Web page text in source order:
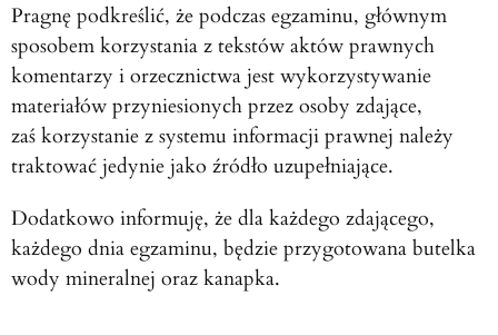
Pragnę podkreślić, że podczas egzaminu, głównym
sposobem korzystania z tekstów aktów prawnych
komentarzy i orzecznictwa jest wykorzystywanie
materiałów przyniesionych przez osoby zdające,
zaś korzystanie z systemu informacji prawnej należy
traktować jedynie jako źródło uzupełniające.
Dodatkowo informuję, że dla każdego zdającego,
każdego dnia egzaminu, będzie przygotowana butelka
wody mineralnej oraz kanapka.